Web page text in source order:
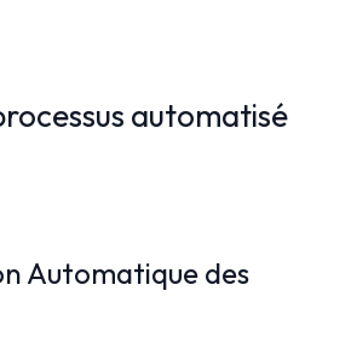
automatisé
Automatique des